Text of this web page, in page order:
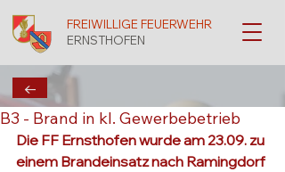
FREIWILLIGE FEUERWEHR
ERNSTHOFEN
B3 - Brand in kl. Gewerbebetrieb
Die FF Ernsthofen wurde am 23.09. zu
einem Brandeinsatz nach Ramingdorf
←